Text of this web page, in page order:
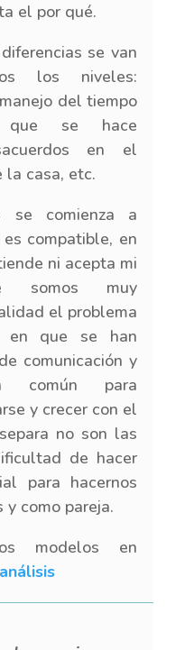
el por qué.
se van
los niveles:
del tiempo
que se hace
en el
la casa, etc.
se comienza a
compatible, en
ni acepta mi
somos muy
el problema
en que se han
comunicación y
común para
y crecer con el
no son las
de hacer
para hacernos
y como pareja.
modelos en